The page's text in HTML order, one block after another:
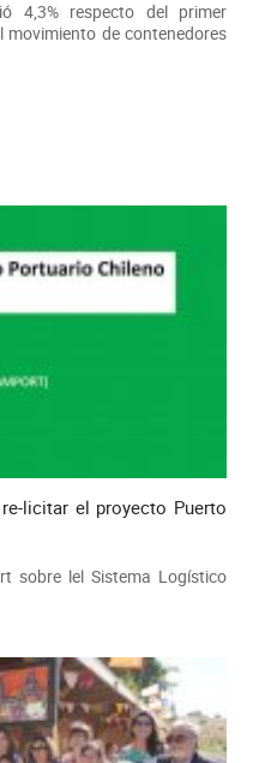
4,3% respecto del primer
de contenedores
licitar el proyecto Puerto
sobre lel Sistema Logístico